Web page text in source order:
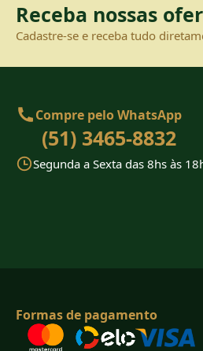
Receba nossas
Cadastre-se e receba tudo
Compre pelo WhatsApp
(51) 3465-8832
Segunda a Sexta das 8hs às
Formas de pagamento